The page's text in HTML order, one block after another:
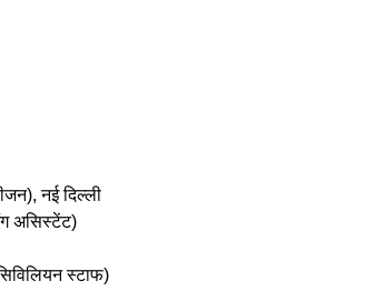
नई दिल्ली
असिस्टेंट)
स्टाफ)